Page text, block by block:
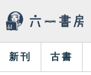
新刊 古書